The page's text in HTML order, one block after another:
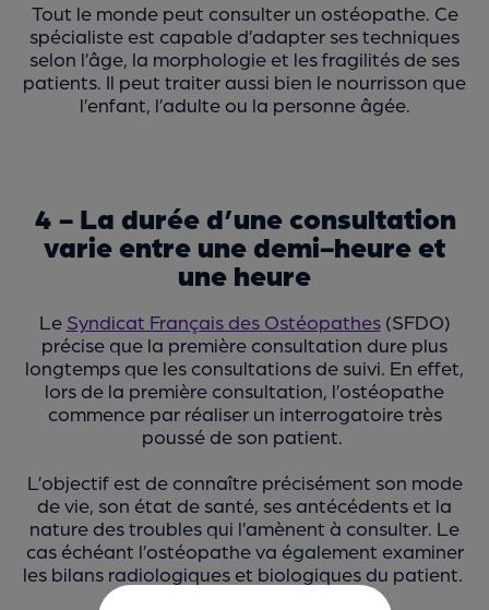
Tout le monde peut consulter un ostéopathe. Ce
spécialiste est capable d’adapter ses techniques
selon l’âge, la morphologie et les fragilités de ses
patients. Il peut traiter aussi bien le nourrisson que
l’enfant, l’adulte ou la personne âgée.
4 - La durée d’une consultation
varie entre une demi-heure et
une heure
Le Syndicat Français des Ostéopathes(SFDO)
précise que la première consultation dure plus
longtemps que les consultations de suivi. En effet,
lors de la première consultation, l’ostéopathe
commence par réaliser un interrogatoire très
poussé de son patient.
L’objectif est de connaître précisément son mode
de vie, son état de santé, ses antécédents et la
nature des troubles qui l’amènent à consulter. Le
cas échéant l’ostéopathe va également examiner
les bilans radiologiques et biologiques du patient.